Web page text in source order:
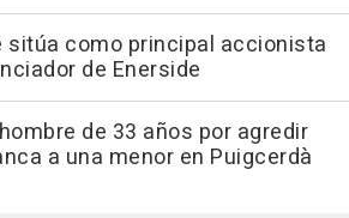
sitúa como principal accionista
de Enerside
de 33 años por agredir
a una menor en Puigcerdà